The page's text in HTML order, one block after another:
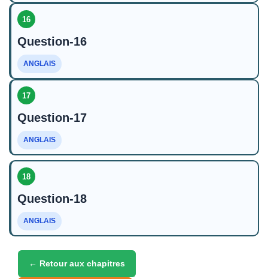
16
Question-16
ANGLAIS
17
Question-17
ANGLAIS
18
Question-18
ANGLAIS
← Retour aux chapitres